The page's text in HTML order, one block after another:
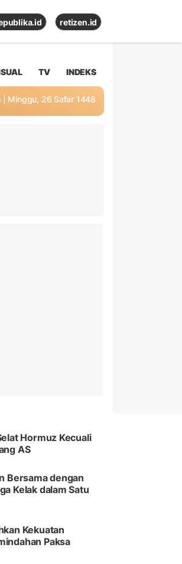
retizen.id
TV INDEKS
| Minggu, 26 Safar 1448
Hormuz Kecuali
AS
Bersama dengan
Kelak dalam Satu
Kekuatan
Paksa